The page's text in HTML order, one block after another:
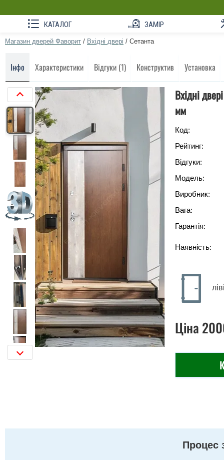
КАТАЛОГ ЗАМІР
Магазин дверей Фаворит / Вхідні двері / Сетанта
Інфо Характеристики Відгуки (1) Конструктив Установка
Вхідні
мм
Код:
Рейтинг:
Відгуки:
Модель:
Виробник:
Вага:
Гарантія:
Наявність:
Ціна
Процес